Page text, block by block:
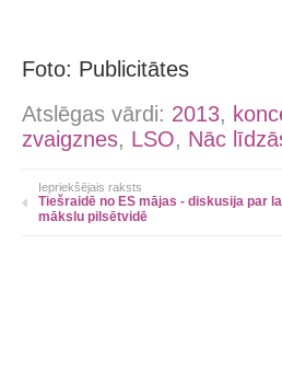
Foto: Publicitātes
Atslēgas vārdi: 2013,
zvaigznes, LSO, Nāc
Iepriekšējais raksts
Tiešraidē no ES mājas - diskusija par
mākslu pilsētvidē